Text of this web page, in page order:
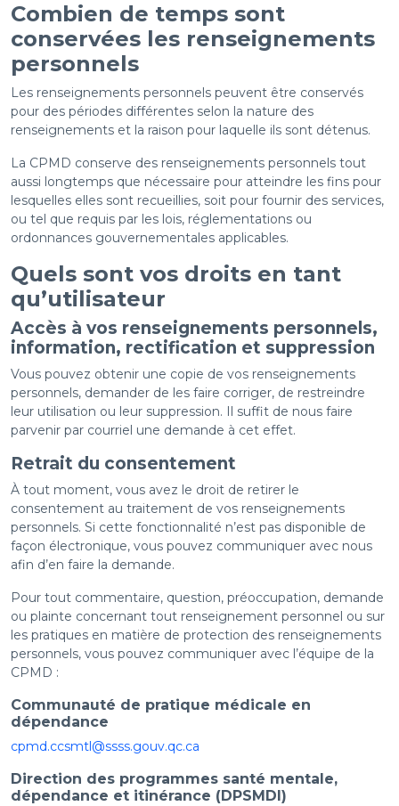
Combien de temps sont
conservées les renseignements
personnels
Les renseignements personnels peuvent être conservés
pour des périodes différentes selon la nature des
renseignements et la raison pour laquelle ils sont détenus.
La CPMD conserve des renseignements personnels tout
aussi longtemps que nécessaire pour atteindre les fins pour
lesquelles elles sont recueillies, soit pour fournir des services,
ou tel que requis par les lois, réglementations ou
ordonnances gouvernementales applicables.
Quels sont vos droits en tant
qu’utilisateur
Accès à vos renseignements personnels,
information, rectification et suppression
Vous pouvez obtenir une copie de vos renseignements
personnels, demander de les faire corriger, de restreindre
leur utilisation ou leur suppression. Il suffit de nous faire
parvenir par courriel une demande à cet effet.
Retrait du consentement
À tout moment, vous avez le droit de retirer le
consentement au traitement de vos renseignements
personnels. Si cette fonctionnalité n’est pas disponible de
façon électronique, vous pouvez communiquer avec nous
afin d’en faire la demande.
Pour tout commentaire, question, préoccupation, demande
ou plainte concernant tout renseignement personnel ou sur
les pratiques en matière de protection des renseignements
personnels, vous pouvez communiquer avec l’équipe de la
CPMD :
Communauté de pratique médicale en
dépendance
cpmd.ccsmtl@ssss.gouv.qc.ca
Direction des programmes santé mentale,
dépendance et itinérance (DPSMDI)